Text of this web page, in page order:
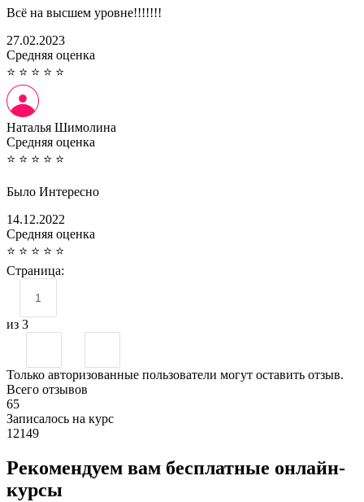
Всё на высшем уровне!!!!!!!
27.02.2023
Cредняя оценка
⭐ ⭐ ⭐ ⭐ ⭐
Наталья Шимолина
Cредняя оценка
⭐ ⭐ ⭐ ⭐ ⭐
Было Интересно
14.12.2022
Cредняя оценка
⭐ ⭐ ⭐ ⭐ ⭐
Страница:
из 3
Только авторизованные пользователи могут оставить отзыв.
Всего отзывов
65
Записалось на курс
12149
Рекомендуем вам бесплатные онлайн-
курсы